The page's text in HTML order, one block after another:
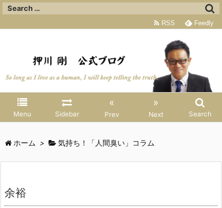
Menu Sidebar
«
Prev
»
Next Search
RSS Feedly
ホーム > 気持ち！「人間臭い」コラム
余裕